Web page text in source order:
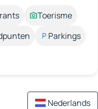
Toerisme
Parkings
Nederlands